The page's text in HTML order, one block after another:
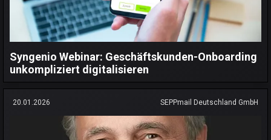
Syngenio Webinar: Geschäftskunden-Onboarding
unkompliziert digitalisieren
20.01.2026 SEPPmail Deutschland GmbH